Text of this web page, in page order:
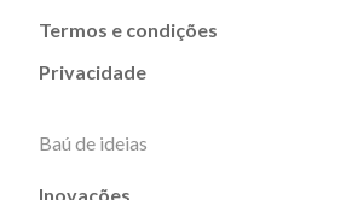
Termos e condições
Privacidade
Baú de ideias
Inovações